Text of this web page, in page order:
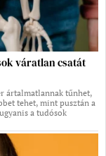
váratlan csatát
ártalmatlannak tűnhet,
tehet, mint pusztán a
a tudósok